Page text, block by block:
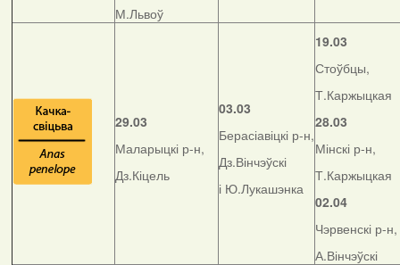
М.Львоў
29.03
Маларыцкі р-н,
Дз.Кіцель
03.03
Берасіавіцкі р-н,
Дз.Вінчэўскі
і Ю.Лукашэнка
19.03
Стоўбцы,
Т.Каржыцкая
28.03
Мінскі р-н,
Т.Каржыцкая
02.04
Чэрвенскі р-н,
А.Вінчэўскі